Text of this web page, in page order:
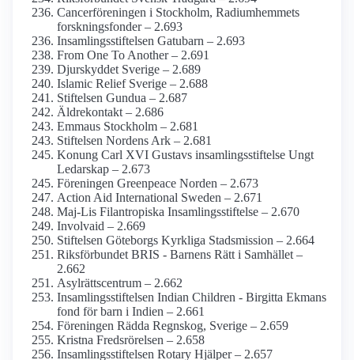
Cancer­föreningen i Stockholm, Radium­hemmets
forsknings­fonder – 2.693
Insamlings­stiftelsen Gatubarn – 2.693
From One To Another – 2.691
Djurskyddet Sverige – 2.689
Islamic Relief Sverige – 2.688
Stiftelsen Gundua – 2.687
Äldrekontakt – 2.686
Emmaus Stockholm – 2.681
Stiftelsen Nordens Ark – 2.681
Konung Carl XVI Gustavs insamlings­stiftelse Ungt
Ledarskap – 2.673
Föreningen Greenpeace Norden – 2.673
Action Aid International Sweden – 2.671
Maj-Lis Filantropiska Insamlings­stiftelse – 2.670
Involvaid – 2.669
Stiftelsen Göteborgs Kyrkliga Stads­mission – 2.664
Riksförbundet BRIS - Barnens Rätt i Samhället –
2.662
Asylrättscentrum – 2.662
Insamlings­stiftelsen Indian Children - Birgitta Ekmans
fond för barn i Indien – 2.661
Föreningen Rädda Regnskog, Sverige – 2.659
Kristna Fredsrörelsen – 2.658
Insamlings­stiftelsen Rotary Hjälper – 2.657